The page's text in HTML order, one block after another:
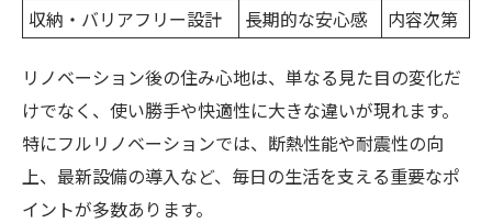
収納・バリアフリー設計
長期的な安心感 内容次第
リノベーション後の住み心地は、単なる見た目の変化だ
けでなく、使い勝手や快適性に大きな違いが現れます。
特にフルリノベーションでは、断熱性能や耐震性の向
上、最新設備の導入など、毎日の生活を支える重要なポ
イントが多数あります。